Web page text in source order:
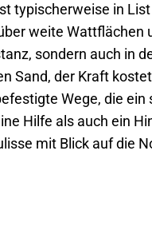
typischerweise in List
weite Wattflächen
sondern auch in
Sand, der Kraft
Wege, die ein
Hilfe als auch ein
mit Blick auf die